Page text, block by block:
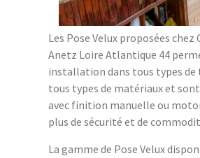
Les Pose Velux proposées chez
Anetz Loire Atlantique 44
installation dans tous types
tous types de matériaux et
avec finition manuelle ou
plus de sécurité et de
La gamme de Pose Velux